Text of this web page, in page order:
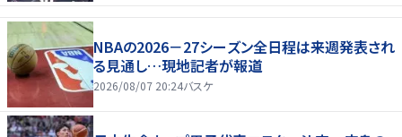
NBAの2026－27シーズン全日程は来週発表され
る見通し…現地記者が報道
2026/08/07 20:24バスケ